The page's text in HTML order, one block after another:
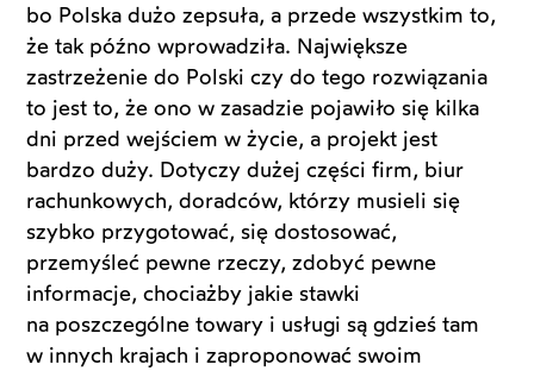
bo Polska dużo zepsuła, a przede wszystkim to,
że tak późno wprowadziła. Największe
zastrzeżenie do Polski czy do tego rozwiązania
to jest to, że ono w zasadzie pojawiło się kilka
dni przed wejściem w życie, a projekt jest
bardzo duży. Dotyczy dużej części firm, biur
rachunkowych, doradców, którzy musieli się
szybko przygotować, się dostosować,
przemyśleć pewne rzeczy, zdobyć pewne
informacje, chociażby jakie stawki
na poszczególne towary i usługi są gdzieś tam
w innych krajach i zaproponować swoim